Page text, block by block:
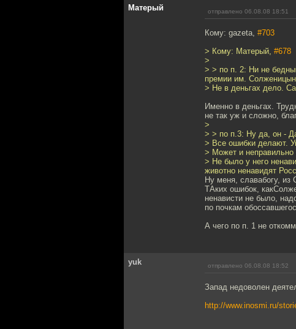
Матерый отправлено 06.08.08 18:51
Кому: gazeta, #703
> Кому: Матерый, #678
>
> > по п. 2: Ни не
премии им.
> Не в деньгах дело.
Именно в деньгах.
не так уж и сложно,
>
> > по п.3: Ну да, он -
> Все ошибки делают.
> Может и неправильно
> Не было у него
животно ненавидят
Ну меня, славабогу, из
ТАких ошибок,
ненависти не было,
по почкам
А чего по п. 1 не
yuk отправлено 06.08.08 18:52
Запад недоволен
http://www.inosmi.ru/